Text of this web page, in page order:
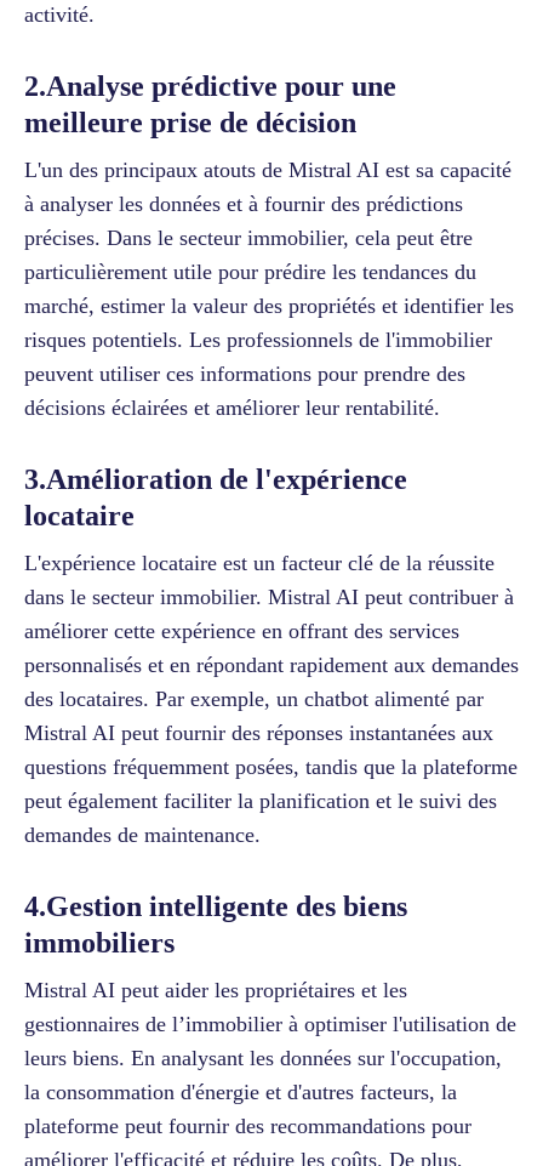
activité.
2.Analyse prédictive pour une
meilleure prise de décision
L'un des principaux atouts de Mistral AI est sa capacité
à analyser les données et à fournir des prédictions
précises. Dans le secteur immobilier, cela peut être
particulièrement utile pour prédire les tendances du
marché, estimer la valeur des propriétés et identifier les
risques potentiels. Les professionnels de l'immobilier
peuvent utiliser ces informations pour prendre des
décisions éclairées et améliorer leur rentabilité.
3.Amélioration de l'expérience
locataire
L'expérience locataire est un facteur clé de la réussite
dans le secteur immobilier. Mistral AI peut contribuer à
améliorer cette expérience en offrant des services
personnalisés et en répondant rapidement aux demandes
des locataires. Par exemple, un chatbot alimenté par
Mistral AI peut fournir des réponses instantanées aux
questions fréquemment posées, tandis que la plateforme
peut également faciliter la planification et le suivi des
demandes de maintenance.
4.Gestion intelligente des biens
immobiliers
Mistral AI peut aider les propriétaires et les
gestionnaires de l’immobilier à optimiser l'utilisation de
leurs biens. En analysant les données sur l'occupation,
la consommation d'énergie et d'autres facteurs, la
plateforme peut fournir des recommandations pour
améliorer l'efficacité et réduire les coûts. De plus,